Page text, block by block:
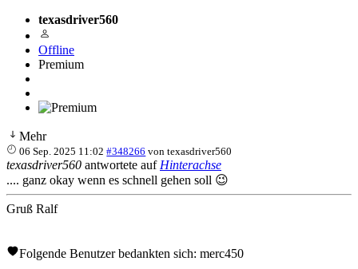
texasdriver560
Offline
Premium
Mehr
06 Sep. 2025 11:02 #348266 vontexasdriver560
texasdriver560 antwortete auf Hinterachse
.... ganz okay wenn es schnell gehen soll 😉
Gruß Ralf
Folgende Benutzer bedankten sich: merc450